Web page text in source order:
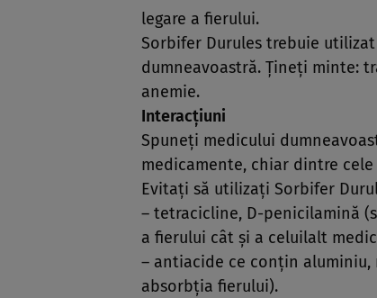
legare a fierului.
Sorbifer Durules trebuie
dumneavoastră. Ţineţi minte:
anemie.
Interacţiuni
Spuneţi medicului
medicamente, chiar dintre
Evitaţi să utilizaţi Sorbifer
– tetracicline, D-penicilamină
a fierului cât şi a celuilalt
– antiacide ce conţin aluminiu,
absorbţia fierului).